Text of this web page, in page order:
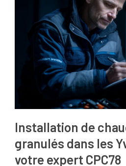
Installation de
granulés dans les
votre expert CPC78